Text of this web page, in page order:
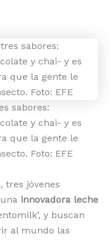
sabores:
y chai- y es
que la gente le
Foto: EFE
tres jóvenes
innovadora leche
y buscan
al mundo las